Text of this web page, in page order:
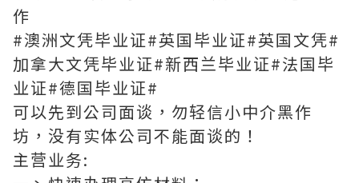
作
#澳洲文凭毕业证#英国毕业证#英国文凭#
加拿大文凭毕业证#新西兰毕业证#法国毕
业证#德国毕业证#
可以先到公司面谈，勿轻信小中介黑作
坊，没有实体公司不能面谈的！
主营业务: